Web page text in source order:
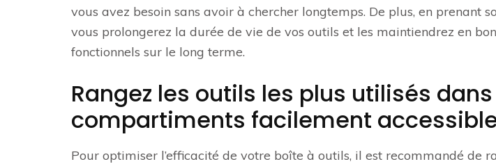
vous avez besoin sans avoir à chercher longtemps. De plus, en prenant
vous prolongerez la durée de vie de vos outils et les maintiendrez en
fonctionnels sur le long terme.
Rangez les outils les plus utilisés
compartiments facilement
Pour optimiser l’efficacité de votre boîte à outils, il est recommandé de